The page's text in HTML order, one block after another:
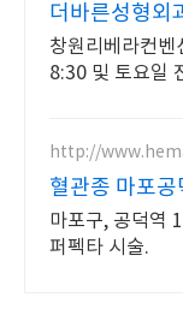
더바른성형외
창원리베라컨
8:30 및 토요일
http://
혈관종 마포
마포구, 공덕역
퍼펙타 시술.